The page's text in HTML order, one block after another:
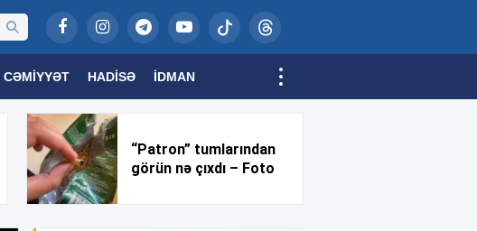
CƏMIYYƏT HADISƏ İDMAN
TV
“Patron” tumlarından
görün nə çıxdı – Foto